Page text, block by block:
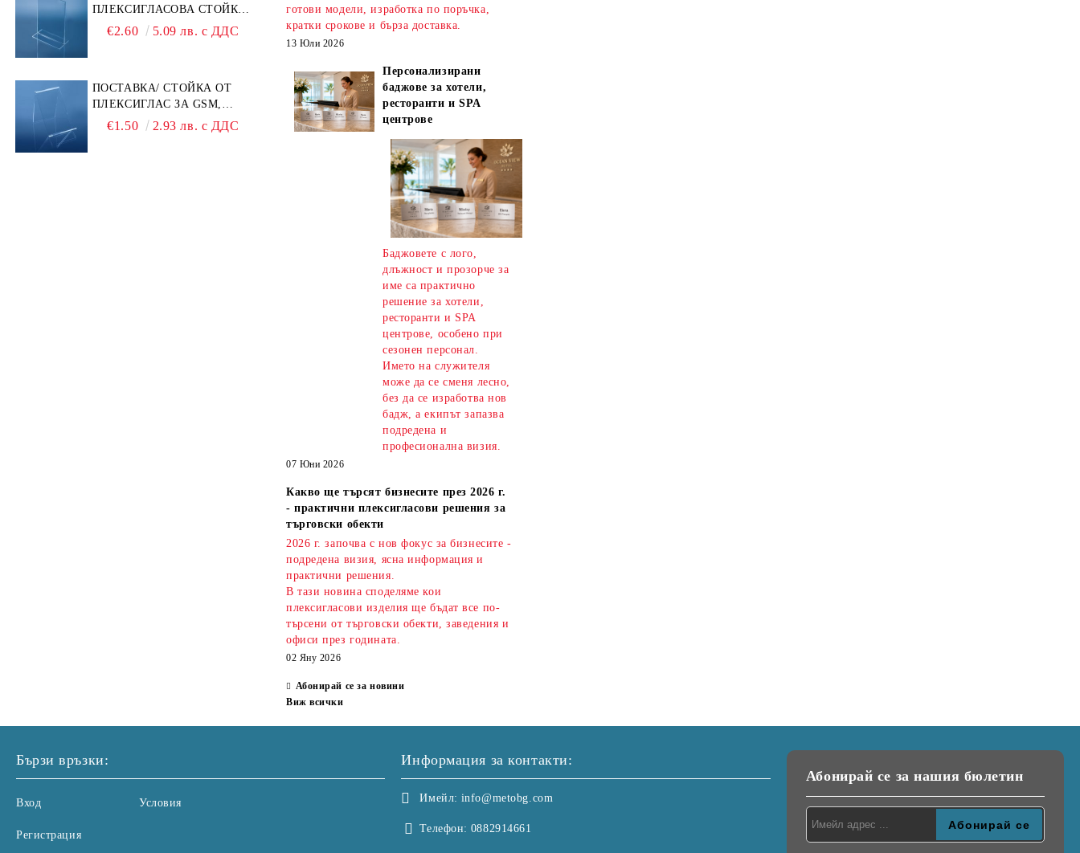
ПЛЕКСИГЛАСОВА СТОЙКА
A6 – ИДЕАЛНА ЗА QR
КОДОВЕ И РЕКЛАМИ
€2.60 5.09 лв. с ДДС
ПОСТАВКА/ СТОЙКА ОТ
ПЛЕКСИГЛАС ЗА GSM,
ТЕЛЕФОН, СМАРТФОН И
€1.50 2.93 лв. с ДДС
готови модели, изработка по поръчка,
кратки срокове и бърза доставка.
13 Юли 2026
Персонализирани
баджове за хотели,
ресторанти и SPA
центрове
Баджовете с лого,
длъжност и прозорче за
име са практично
решение за хотели,
ресторанти и SPA
центрове, особено при
сезонен персонал.
Името на служителя
може да се сменя лесно,
без да се изработва нов
бадж, а екипът запазва
подредена и
професионална визия.
07 Юни 2026
Какво ще търсят бизнесите през 2026 г.
- практични плексигласови решения за
търговски обекти
2026 г. започва с нов фокус за бизнесите -
подредена визия, ясна информация и
практични решения.
В тази новина споделяме кои
плексигласови изделия ще бъдат все по-
търсени от търговски обекти, заведения и
офиси през годината.
02 Яну 2026
Абонирай се за новини
Виж всички
Бързи връзки:
Вход
Регистрация
Условия
Информация за контакти:
Имейл: info@metobg.com
Телефон: 0882914661
Абонирай се за нашия бюлетин